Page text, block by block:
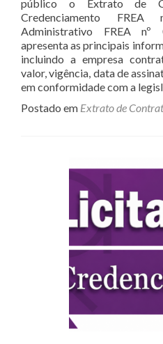
público o Extrato de
Credenciamento FREA
Administrativo FREA nº
apresenta as principais
incluindo a empresa
valor, vigência, data de
em conformidade com a
Postado em Extrato de